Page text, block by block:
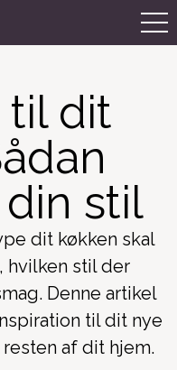
til dit
stil
dit køkken skal
stil der
Denne artikel
til dit nye
af dit hjem.